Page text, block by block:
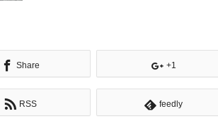
Share +1
RSS feedly